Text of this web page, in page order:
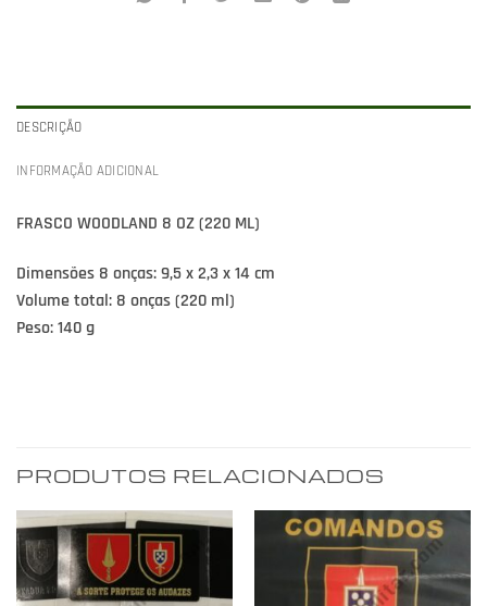
DESCRIÇÃO
INFORMAÇÃO ADICIONAL
FRASCO WOODLAND 8 OZ (220 ML)
Dimensões 8 onças: 9,5 x 2,3 x 14 cm
Volume total: 8 onças (220 ml)
Peso: 140 g
PRODUTOS RELACIONADOS